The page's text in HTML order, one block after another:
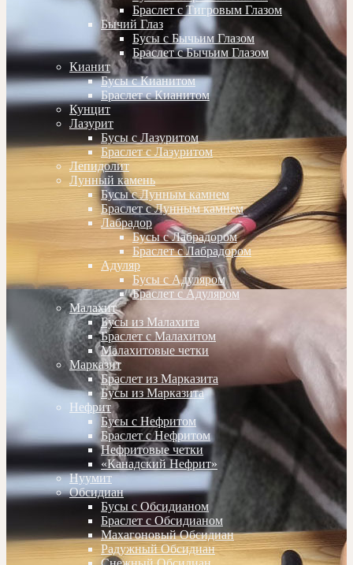
Браслет с Тигровым Глазом
Бычий Глаз
Бусы с Бычьим Глазом
Браслет с Бычьим Глазом
Кианит
Бусы с Кианитом
Браслет с Кианитом
Кунцит
Лазурит
Бусы с Лазуритом
Браслет с Лазуритом
Лепидолит
Лунный камень
Бусы с Лунным камнем
Браслет с Лунным камнем
Лабрадор
Бусы с Лабрадором
Браслет с Лабрадором
Адуляр
Бусы с Адуляром
Браслет с Адуляром
Малахит
Бусы из Малахита
Браслет с Малахитом
Малахитовые четки
Марказит
Браслет из Марказита
Бусы из Марказита
Нефрит
Бусы с Нефритом
Браслет с Нефритом
Нефритовые четки
«Канадский Нефрит»
Нуумит
Обсидиан
Бусы с Обсидианом
Браслет с Обсидианом
Махагоновый Обсидиан
Радужный Обсидиан